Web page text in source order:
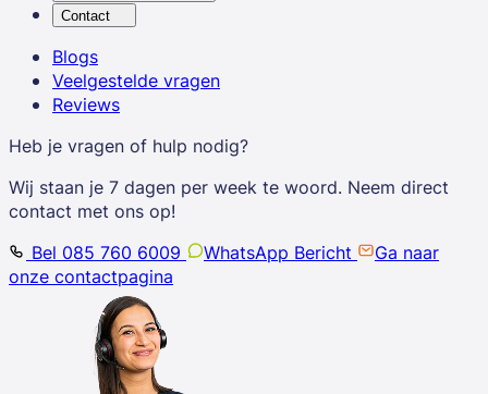
Contact
Blogs
Veelgestelde vragen
Reviews
Heb je vragen of hulp nodig?
Wij staan je 7 dagen per week te woord. Neem direct
contact met ons op!
Bel 085 760 6009
WhatsApp Bericht
Ga naar
onze contactpagina